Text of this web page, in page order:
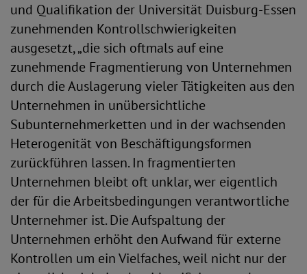
und Qualifikation der Universität Duisburg-Essen
zunehmenden Kontrollschwierigkeiten
ausgesetzt, „die sich oftmals auf eine
zunehmende Fragmentierung von Unternehmen
durch die Auslagerung vieler Tätigkeiten aus den
Unternehmen in unübersichtliche
Subunternehmerketten und in der wachsenden
Heterogenität von Beschäftigungsformen
zurückführen lassen. In fragmentierten
Unternehmen bleibt oft unklar, wer eigentlich
der für die Arbeitsbedingungen verantwortliche
Unternehmer ist. Die Aufspaltung der
Unternehmen erhöht den Aufwand für externe
Kontrollen um ein Vielfaches, weil nicht nur der